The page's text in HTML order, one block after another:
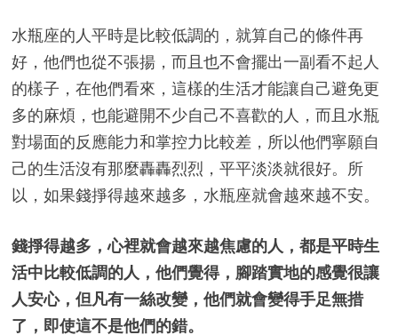
水瓶座的人平時是比較低調的，就算自己的條件再
好，他們也從不張揚，而且也不會擺出一副看不起人
的樣子，在他們看來，這樣的生活才能讓自己避免更
多的麻煩，也能避開不少自己不喜歡的人，而且水瓶
對場面的反應能力和掌控力比較差，所以他們寧願自
己的生活沒有那麼轟轟烈烈，平平淡淡就很好。所
以，如果錢掙得越來越多，水瓶座就會越來越不安。
錢掙得越多，心裡就會越來越焦慮的人，都是平時生
活中比較低調的人，他們覺得，腳踏實地的感覺很讓
人安心，但凡有一絲改變，他們就會變得手足無措
了，即使這不是他們的錯。